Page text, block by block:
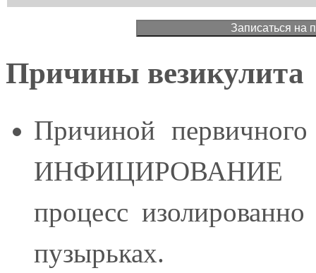
Причины везикулита
Причиной первичного
ИНФИЦИРОВАНИЕ и
процесс
пузырьках.